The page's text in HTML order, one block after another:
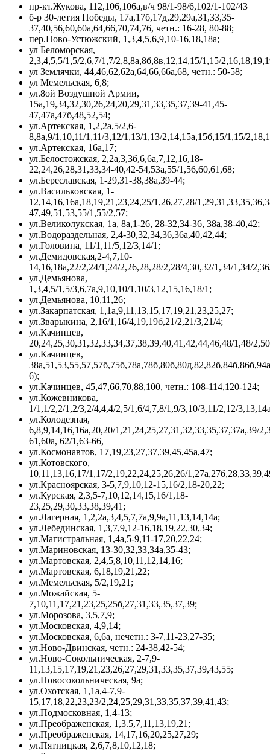
пр-кт.Жукова, 112,106,106а,в/ч 98/1-98/6,102/1-102/43
б-р 30-летия Победы, 17а,17б,17д,29,29а,31,33,35-
37,40,56,60,60а,64,66,70,74,76, четн.: 16-28, 80-88;
пер.Ново-Устюжский, 1,3,4,5,6,9,10-16,18,18а;
ул Беломорская,
2,3,4,5,5/1,5/2,6,7/1,7/2,8,8а,8б,8в,12,14,15/1,15/
ул Землячки, 44,46,62,62а,64,66,66а,68, четн.: 50-58;
ул Мемельская, 6,8;
ул.8ой Воздушной Армии,
15а,19,34,32,30,26,24,20,29,31,33,35,37,39-41,45-
47,47а,47б,48,52,54;
ул.Артекская, 1,2,2а,5/2,6-
8,8а,9/1,10,11/1,11/3,12/1,13/1,13/2,14,15а,15б,15/1,15/
ул.Артекская, 16а,17;
ул.Белостожская, 2,2а,3,3б,6,6а,7,12,16,18-
22,24,26,28,31,33,34-40,42-54,53а,55/1,56,60,61,68;
ул.Береславская, 1-29,31-38,38а,39-44;
ул.Васильковская, 1-
12,14,16,16а,18,19,21,23,24,25/1,26,27,28/
47,49,51,53,55/1,55/2,57;
ул.Великолукская, 1а, 8а,1-26, 28-32,34-36, 38а,38-40,42;
ул.Водораздельная, 2,4-30,32,34,36,36а,40,42,44;
ул.Головина, 11/1,11/5,12/3,14/1;
ул.Демидовская,2-4,7,10-
14,16,18а,22/2,24/1,24/2,26,28,28/2,28/4,30,32/1,34/1,34/
ул.Демьянова,
1,3,4,5/1,5/3,6,7а,9,10,10/1,10/3,12,15,16,18/1;
ул.Демьянова, 10,11,26;
ул.Закарпатская, 1,1а,9,11,13,15,17,19,21,23,25,27;
ул.Зварыкина, 2,16/1,16/4,19,19б,21/2,21/3,21/4;
ул.Качинцев,
20,24,25,30,31,32,33,34,37,38,39,40,41,42,44,46,48/1,48/
ул.Качинцев,
6);
ул.Качинцев, 45,47,66,70,88,100, четн.: 108-114,120-124;
ул.Кожевникова,
1/1,1/2,2/1,2/3,2/4,4,4/2,5/1,6/4,7,8/1,9/3,10/3,11/2,12/
ул.Колодезная,
6,8,9,14,16,16а,20,20/1,21,24,25,27,31,32,33,35,37,37а,39/
61,60а, 62/1,63-66,
ул.Космонавтов, 17,19,23,27,37,39,45,45а,47;
ул.Котовского,
10,11,13,16,17/1,17/2,19,22,24,25,26,26/
ул.Красноярская, 3-5,7,9,10,12-15,16/2,18-20,22;
ул.Курская, 2,3,5-7,10,12,14,15,16/1,18-
23,25,29,30,33,38,39,41;
ул.Лагерная, 1,2,2а,3,4,5,7,7а,9,9а,11,13,14,14а;
ул.Лебединская, 1,3,7,9,12-16,18,19,22,30,34;
ул.Магистральная, 1,4а,5-9,11-17,20,22,24;
ул.Мариновская, 13-30,32,33,34а,35-43;
ул.Мартовская, 2,4,5,8,10,11,12,14,16;
ул.Мартовская, 6,18,19,21,22;
ул.Мемельская, 5/2,19,21;
ул.Можайская, 5-
7,10,11,17,21,23,25,25б,27,31,33,35,37,39;
ул.Морозова, 3,5,7,9;
ул.Московская, 4,9,14;
ул.Московская, 6,6а, нечетн.: 3-7,11-23,27-35;
ул.Ново-Двинская, четн.: 24-38,42-54;
ул.Ново-Сокольническая, 2-7,9-
11,13,15,17,19,21,23,26,27,29,31,33,35,37,39,43,55;
ул.Новосокольническая, 9а;
ул.Охотская, 1,1а,4-7,9-
15,17,18,22,23,23/2,24,25,29,31,33,35,37,39,41,43;
ул.Подмосковная, 1,4-13;
ул.Преображенская, 1,3.5,7,11,13,19,21;
ул.Преображенская, 14,17,16,20,25,27,29;
ул.Пятницкая, 2,6,7,8,10,12,18;